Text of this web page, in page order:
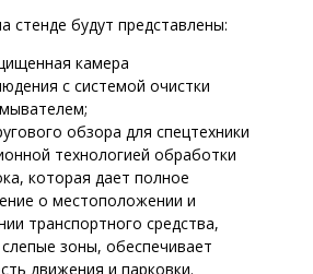
стенде будут представлены:
камера
с системой очистки
обзора для спецтехники
технологией обработки
которая дает полное
о местоположении и
транспортного средства,
зоны, обеспечивает
движения и парковки.